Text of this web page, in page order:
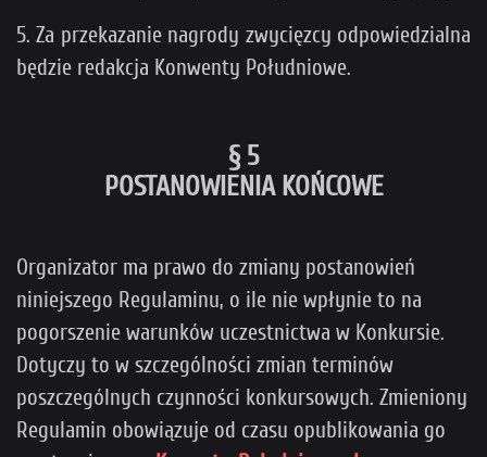
5. Za przekazanie nagrody zwycięzcy odpowiedzialna
będzie redakcja Konwenty Południowe.
§ 5
POSTANOWIENIA KOŃCOWE
Organizator ma prawo do zmiany postanowień
niniejszego Regulaminu, o ile nie wpłynie to na
pogorszenie warunków uczestnictwa w Konkursie.
Dotyczy to w szczególności zmian terminów
poszczególnych czynności konkursowych. Zmieniony
Regulamin obowiązuje od czasu opublikowania go